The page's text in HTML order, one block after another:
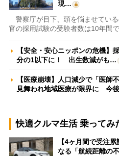
現…
警察庁が目下、頭を悩ませてい
官の採用試験の受験者数は10年間
【安全・安心ニッポンの危機】
分の1以下に！ 出生数減がも…
【医療崩壊】人口減少で「医師
見舞われ地域医療が限界に 今
快適クルマ生活 乗ってみ
【4ヶ月間で受注
なる「航続距離の